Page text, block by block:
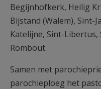
Begijnhofkerk, Heilig
Bijstand (Walem), Sint-
Katelijne, Sint-
Rombout.
Samen met
parochieploeg het